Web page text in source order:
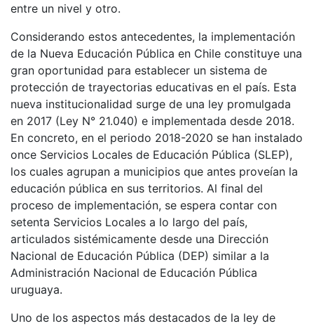
entre un nivel y otro.
Considerando estos antecedentes, la implementación
de la Nueva Educación Pública en Chile constituye una
gran oportunidad para establecer un sistema de
protección de trayectorias educativas en el país. Esta
nueva institucionalidad surge de una ley promulgada
en 2017 (Ley N° 21.040) e implementada desde 2018.
En concreto, en el periodo 2018-2020 se han instalado
once Servicios Locales de Educación Pública (SLEP),
los cuales agrupan a municipios que antes proveían la
educación pública en sus territorios. Al final del
proceso de implementación, se espera contar con
setenta Servicios Locales a lo largo del país,
articulados sistémicamente desde una Dirección
Nacional de Educación Pública (DEP) similar a la
Administración Nacional de Educación Pública
uruguaya.
Uno de los aspectos más destacados de la ley de